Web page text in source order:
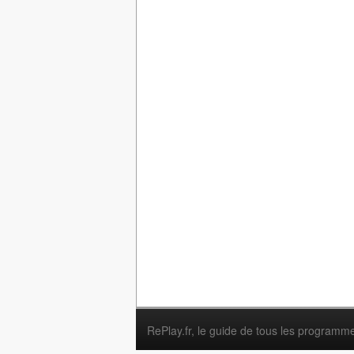
RePlay.fr, le guide de tous les